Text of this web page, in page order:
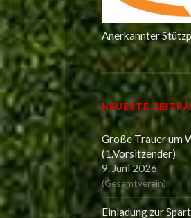
Anerkannter
NEUESTE
Große Trauer um
(1.Vorsitzender)
9. Juni 2026
(Gesamtverein)
Einladung zur